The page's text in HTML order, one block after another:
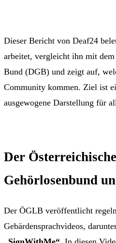
Dieser Bericht von Deaf24
arbeitet, vergleicht ihn mit
Bund (DGB) und zeigt auf,
Community kommen. Ziel ist
ausgewogene Darstellung für
Der Österreichische
Gehörlosenbund
Der ÖGLB veröffentlicht
Gebärdensprachvideos,